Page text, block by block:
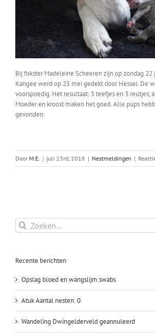
Bij fokster Madeleine Scheeren zijn op zondag
Kangee werd op 23 mei gedekt door Hessel. De
voorspoedig. Het resultaat: 3 teefjes en 3 reutjes,
Moeder en kroost maken het goed. Alle pups
gevonden.
Door M.E. | juli 23rd, 2018 | Nestmeldingen |
Zoeken
naar:
Recente berichten
Opslag bloed en wangslijm swabs
Atuk Aantal nesten: 0
Wandeling Dwingelderveld geannuleerd